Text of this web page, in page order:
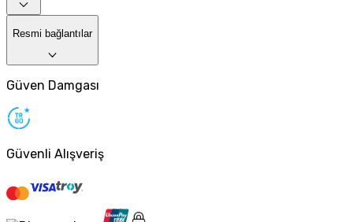
Resmi bağlantılar
Güven Damgası
Güvenli Alışveriş